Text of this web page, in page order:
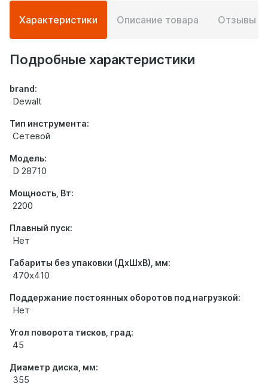
Подробная
информация
о
товаре
Характеристики Описание товара Отзывы
Подробные характеристики
brand:
Dewalt
Тип инструмента:
Сетевой
Модель:
D 28710
Мощность, Вт:
2200
Плавный пуск:
Нет
Габариты без упаковки (ДхШхВ), мм:
470х410
Поддержание постоянных оборотов под нагрузкой:
Нет
Угол поворота тисков, град:
45
Диаметр диска, мм:
355